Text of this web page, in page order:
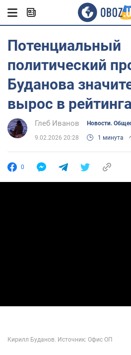
Потенциальный
политический
Буданова
вырос в
Глеб Иванов Новости.
9.02.2026 20:28 1 минута
0